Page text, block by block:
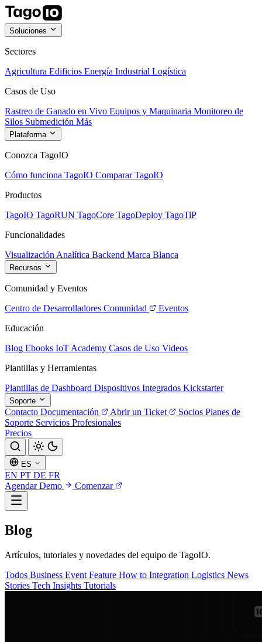
Soluciones
Sectores
Agricultura Edificios Energía Industrial Logística
Casos de Uso
Rastreo de Ganado en Vivo Equipos y Maquinaria Monitoreo de
Silos Submedición Más
Plataforma
Conozca TagoIO
Cómo funciona TagoIO Comparar TagoIO
Productos
TagoIO TagoRUN TagoCore TagoDeploy TagoTiP
Funcionalidades
Visualización Analítica Backend Marca Blanca
Recursos
Comunidad y Eventos
Centro de Desarrolladores Comunidad
Eventos
Educación
Blog Ebooks IoT Academy Casos de Uso Videos
Plantillas y Herramientas
Plantillas de Dashboard Dispositivos Integrados Kickstarter
Soporte
Contacto Documentación Abrir un Ticket Socios Planes de
Soporte Servicios Profesionales
Precios
ES
EN PT DE FR
Agendar Demo
Comenzar
Blog
Artículos, tutoriales y novedades del equipo de TagoIO.
Todos Business Event Feature How to Integration Logistics News
Stories Tech Insights Tutorials